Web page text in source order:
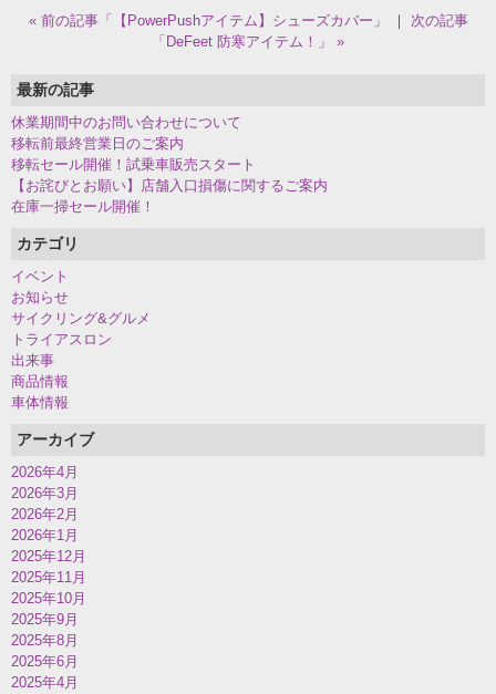
« 前の記事「【PowerPushアイテム】シューズカバー」 ｜ 次の記事
「DeFeet 防寒アイテム！」 »
最新の記事
休業期間中のお問い合わせについて
移転前最終営業日のご案内
移転セール開催！試乗車販売スタート
【お詫びとお願い】店舗入口損傷に関するご案内
在庫一掃セール開催！
カテゴリ
イベント
お知らせ
サイクリング&グルメ
トライアスロン
出来事
商品情報
車体情報
アーカイブ
2026年4月
2026年3月
2026年2月
2026年1月
2025年12月
2025年11月
2025年10月
2025年9月
2025年8月
2025年6月
2025年4月